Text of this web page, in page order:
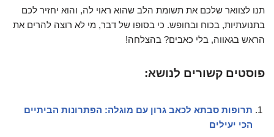
תנו לצוואר שלכם את תשומת הלב שהוא ראוי לה, והוא יחזיר לכם
בתנועתיות, בכוח ובחופש. כי בסופו של דבר, מי לא רוצה להרים את
הראש בגאווה, בלי כאבים? בהצלחה!
פוסטים קשורים לנושא:
תרופות סבתא לכאב גרון עם מוגלה: הפתרונות הביתיים
הכי יעילים